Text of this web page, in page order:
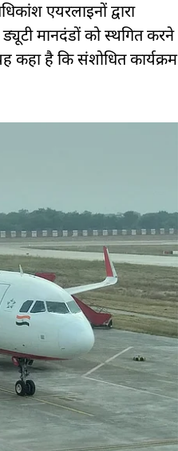
एयरलाइनों द्वारा
मानदंडों को स्थगित करने
कहा है कि संशोधित कार्यक्रम